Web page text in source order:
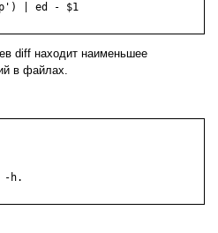
| ed - $1
diff находит наименьшее
в файлах.
-h.